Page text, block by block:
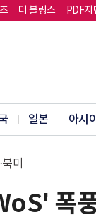
더 블링스 PDF지
일본 아시
미
폭